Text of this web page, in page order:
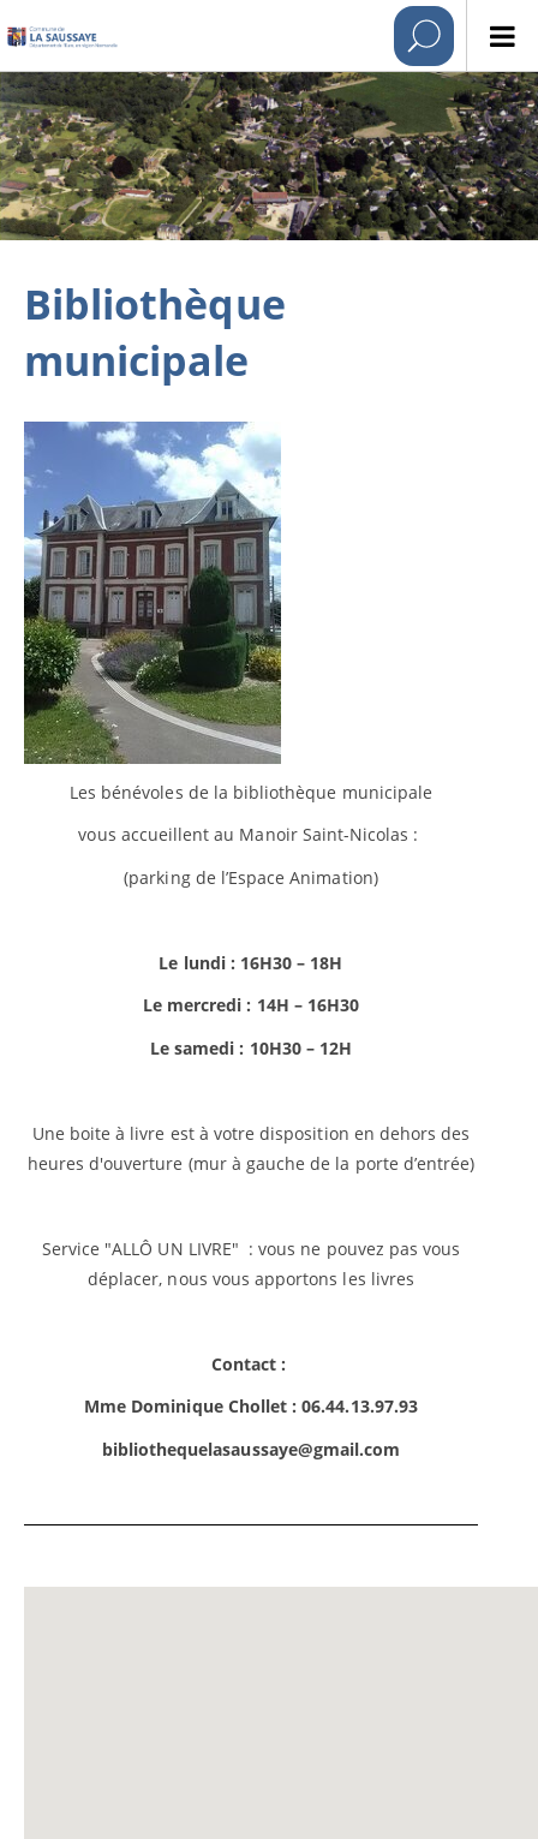
Bibliothèque
municipale
Les bénévoles de la bibliothèque municipale
vous accueillent au Manoir Saint-Nicolas :
(parking de l’Espace Animation)
Le lundi : 16H30 – 18H
Le mercredi : 14H – 16H30
Le samedi : 10H30 – 12H
Une boite à livre est à votre disposition en dehors des
heures d'ouverture (mur à gauche de la porte d’entrée)
Service "ALLÔ UN LIVRE" : vous ne pouvez pas vous
déplacer, nous vous apportons les livres
Contact :
Mme Dominique Chollet : 06.44.13.97.93
bibliothequelasaussaye@gmail.com